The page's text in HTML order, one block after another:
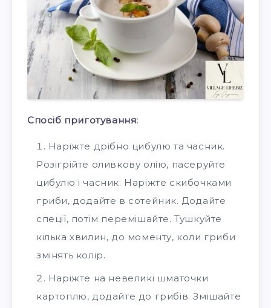
Спосіб приготування:
Наріжте дрібно цибулю та часник.
Розігрійте оливкову олію, пасеруйте
цибулю і часник. Наріжте скибочками
гриби, додайте в сотейник. Додайте
спеції, потім перемішайте. Тушкуйте
кілька хвилин, до моменту, коли гриби
змінять колір.
Наріжте на невеликі шматочки
картоплю, додайте до грибів. Змішайте